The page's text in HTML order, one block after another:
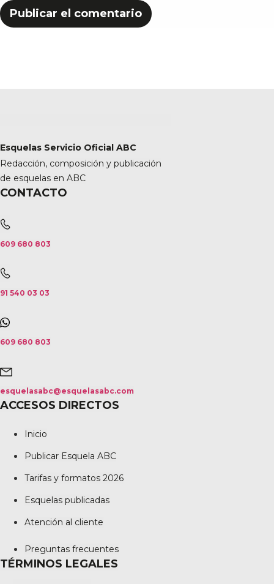
Esquelas Servicio Oficial ABC
Redacción, composición y publicación
de esquelas en ABC
CONTACTO
609 680 803
91 540 03 03
609 680 803
esquelasabc@esquelasabc.com
ACCESOS DIRECTOS
Inicio
Publicar Esquela ABC
Tarifas y formatos 2026
Esquelas publicadas
Atención al cliente
Preguntas frecuentes
TÉRMINOS LEGALES